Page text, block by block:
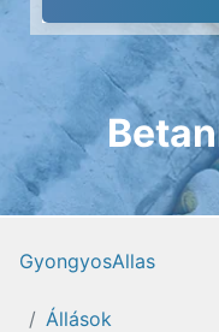
GyongyosAllas
Állások